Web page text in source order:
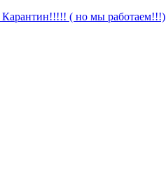
Карантин!!!!! ( но мы работаем!!!)